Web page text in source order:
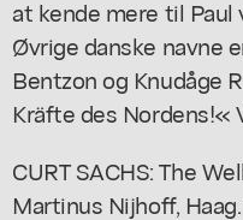
at kende mere til Paul
Øvrige danske navne
Bentzon og Knudåge
Kräfte des Nordens!«
CURT SACHS: The
Martinus Nijhoff,